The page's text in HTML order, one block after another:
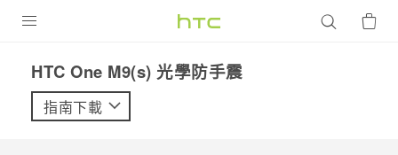
VIVE
HTC One M9(s) 光學防手震‎
指南下載